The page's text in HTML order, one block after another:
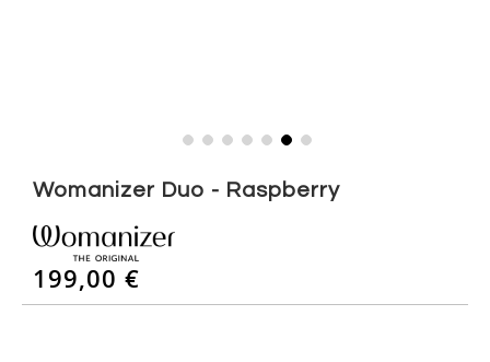
beginning
the
Womanizer Duo - Raspberry
199,00 €